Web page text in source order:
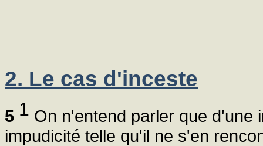
2. Le cas d'inceste
5 1 On n'entend parler que d'une
impudicité telle qu'il ne s'en